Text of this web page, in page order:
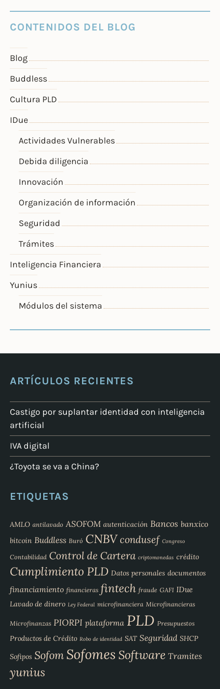
CONTENIDOS DEL BLOG
Blog
Buddless
Cultura PLD
IDue
Actividades Vulnerables
Debida diligencia
Innovación
Organización de información
Seguridad
Trámites
Inteligencia Financiera
Yunius
Módulos del sistema
ARTÍCULOS RECIENTES
Castigo por suplantar identidad con inteligencia
artificial
IVA digital
¿Toyota se va a China?
ETIQUETAS
AMLO antilavado ASOFOM autenticación Bancos banxico
bitcoin Buddless Buró CNBVcondusef Congreso
Contabilidad Control de Cartera criptomonedas crédito
Cumplimiento PLD Datos personales documentos
financiamiento financieras fintech fraude GAFI IDue
Lavado de dinero Ley Federal microfinanciera Microfinancieras
Microfinanzas PIORPI plataforma PLD Presupuestos
Productos de Crédito Robo de identidad SAT Seguridad SHCP
Sofipos Sofom Sofomes Software Tramites
yunius